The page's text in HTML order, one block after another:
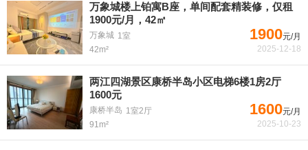
万象城楼上铂寓B座，单间配套精装修，仅租
1900元/月，42㎡
万象城 1室
42m²
1900元/月
2025-12-18
两江四湖景区康桥半岛小区电梯6楼1房2厅
1600元
康桥半岛 1室2厅
91m²
1600元/月
2025-10-23